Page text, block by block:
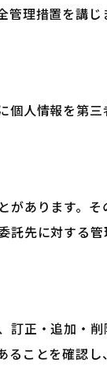
理措置を講じ
人情報を第三
あります。
先に対する管
正・追加・
ことを確認